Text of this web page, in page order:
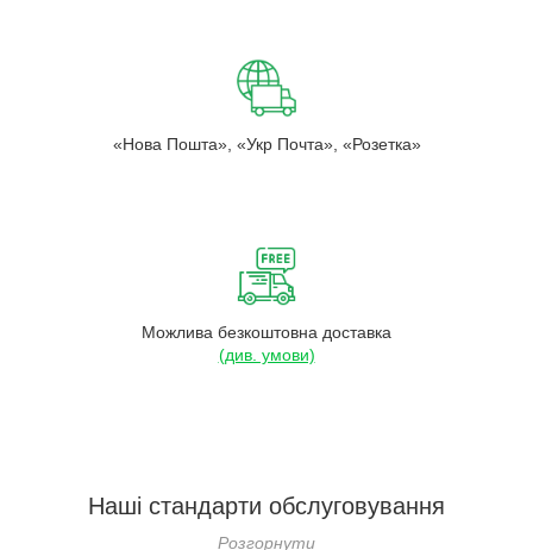
«Нова Пошта», «Укр Почта», «Розетка»
Можлива безкоштовна доставка
(див. умови)
Наші стандарти обслуговування